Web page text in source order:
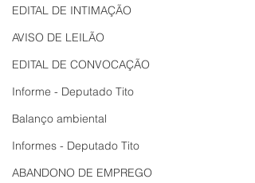
EDITAL DE INTIMAÇÃO
AVISO DE LEILÃO
EDITAL DE CONVOCAÇÃO
Informe - Deputado Tito
Balanço ambiental
Informes - Deputado Tito
ABANDONO DE EMPREGO